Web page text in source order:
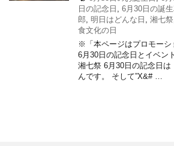
日の記念日
6月30日の誕
郎 明日はどんな日 湘七祭
食文化の日
※「本ページはプロモーシ
6月30日の記念日とイベン
湘七祭 6月30日の記念日
んです。 そして”X&# …